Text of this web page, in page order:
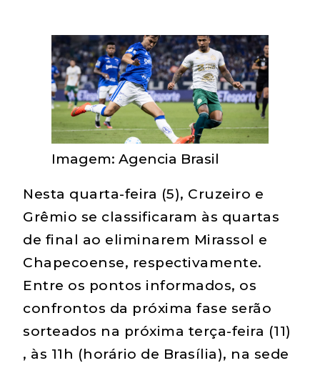
Imagem: Agencia Brasil
Nesta quarta-feira (5), Cruzeiro e
Grêmio se classificaram às quartas
de final ao eliminarem Mirassol e
Chapecoense, respectivamente.
Entre os pontos informados, os
confrontos da próxima fase serão
sorteados na próxima terça-feira (11)
, às 11h (horário de Brasília), na sede